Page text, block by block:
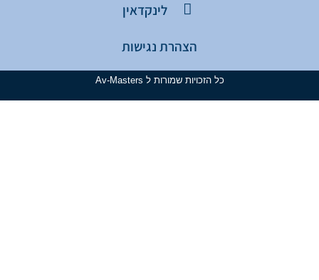
לינקדאין
הצהרת נגישות
כל הזכויות שמורות ל Av-Masters